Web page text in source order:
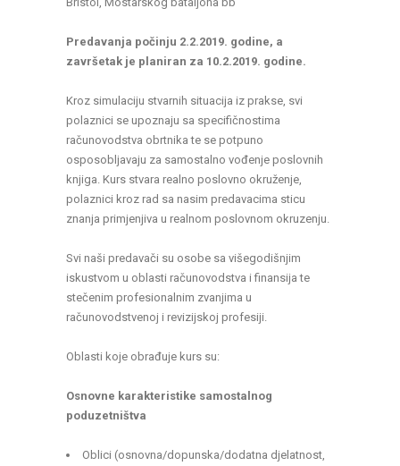
Predavanja počinju 2.2.2019. godine, a
završetak je planiran za 10.2.2019. godine.
Kroz simulaciju stvarnih situacija iz prakse, svi
polaznici se upoznaju sa specifičnostima
računovodstva obrtnika te se potpuno
osposobljavaju za samostalno vođenje poslovnih
knjiga. Kurs stvara realno poslovno okruženje,
polaznici kroz rad sa nasim predavacima sticu
znanja primjenjiva u realnom poslovnom okruzenju.
Svi naši predavači su osobe sa višegodišnjim
iskustvom u oblasti računovodstva i finansija te
stečenim profesionalnim zvanjima u
računovodstvenoj i revizijskoj profesiji.
Oblasti koje obrađuje kurs su:
Osnovne karakteristike samostalnog
poduzetništva
Oblici (osnovna/dopunska/dodatna djelatnost,